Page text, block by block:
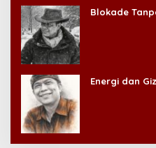
Blokade
Energi dan